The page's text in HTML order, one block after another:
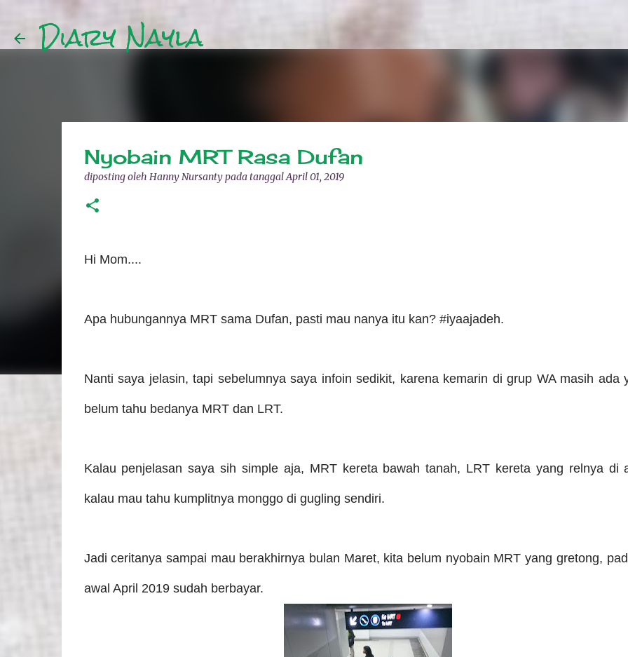
Diary Nayla
Nyobain MRT Rasa Dufan
diposting oleh Hanny Nursantypada tanggalApril 01, 2019
Hi Mom....
Apa hubungannya MRT sama Dufan, pasti mau nanya itu kan? #iyaajadeh.
Nanti saya jelasin, tapi sebelumnya saya infoin sedikit, karena kemarin di grup WA masih ada
belum tahu bedanya MRT dan LRT.
Kalau penjelasan saya sih simple aja, MRT kereta bawah tanah, LRT kereta yang relnya di
kalau mau tahu kumplitnya monggo di gugling sendiri.
Jadi ceritanya sampai mau berakhirnya bulan Maret, kita belum nyobain MRT yang gretong,
awal April 2019 sudah berbayar.